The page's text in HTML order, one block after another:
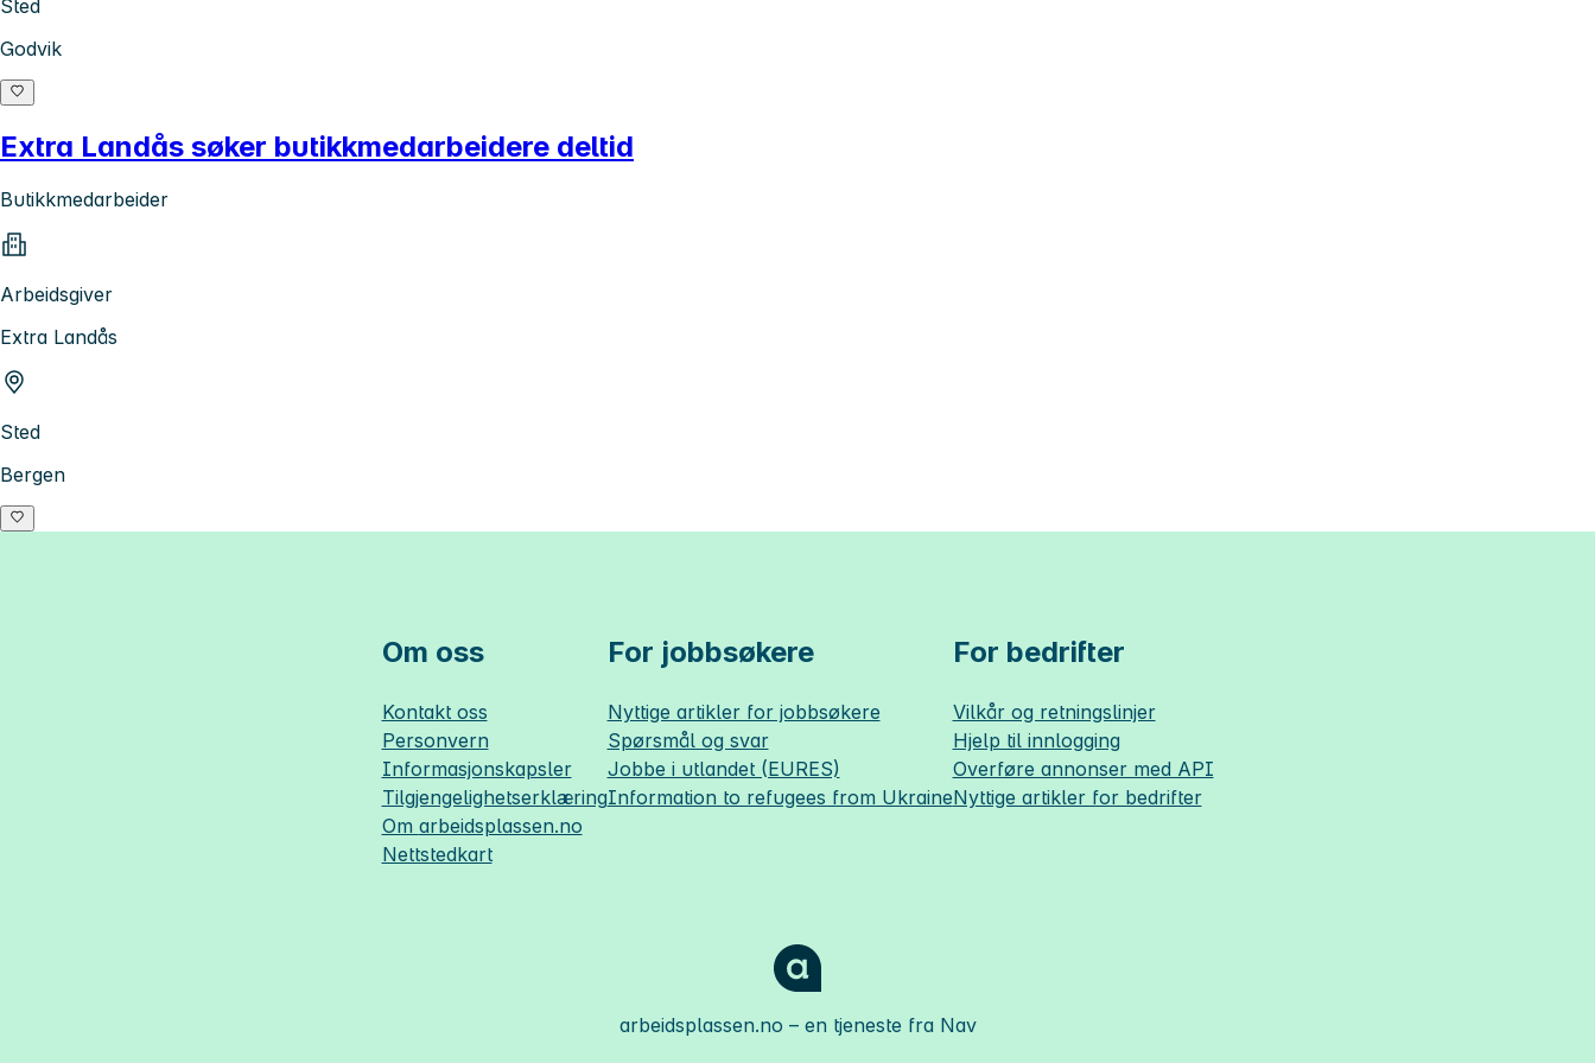
Sted
Godvik
Extra Landås søker butikkmedarbeidere deltid
Butikkmedarbeider
Arbeidsgiver
Extra Landås
Sted
Bergen
Om oss
Kontakt oss
Personvern
Informasjonskapsler
Tilgjengelighetserklæring
Om arbeidsplassen.no
Nettstedkart
For jobbsøkere
Nyttige artikler for jobbsøkere
Spørsmål og svar
Jobbe i utlandet (EURES)
Information to refugees from Ukraine
For bedrifter
Vilkår og retningslinjer
Hjelp til innlogging
Overføre annonser med API
Nyttige artikler for bedrifter
arbeidsplassen.no – en tjeneste fra Nav